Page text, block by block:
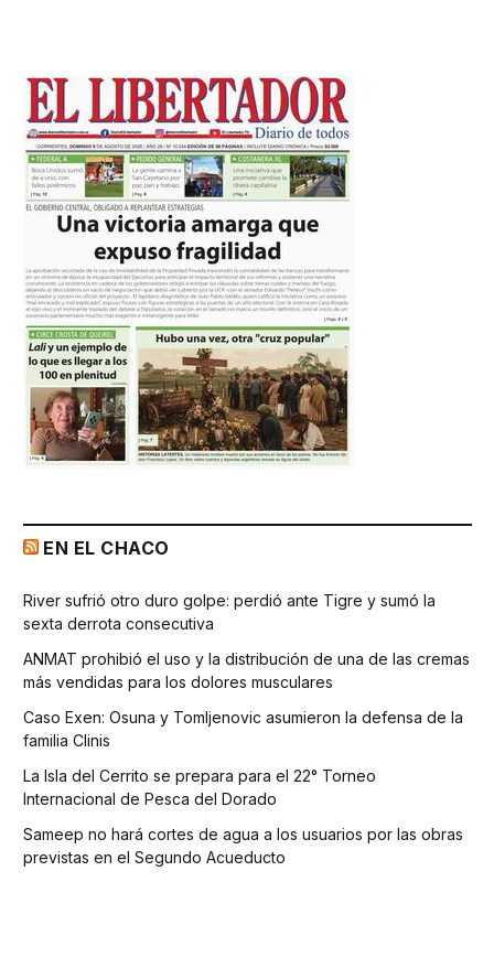
EN EL CHACO
River sufrió otro duro golpe: perdió ante Tigre y sumó la
sexta derrota consecutiva
ANMAT prohibió el uso y la distribución de una de las cremas
más vendidas para los dolores musculares
Caso Exen: Osuna y Tomljenovic asumieron la defensa de la
familia Clinis
La Isla del Cerrito se prepara para el 22° Torneo
Internacional de Pesca del Dorado
Sameep no hará cortes de agua a los usuarios por las obras
previstas en el Segundo Acueducto